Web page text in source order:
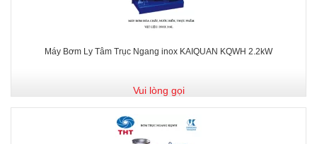
Máy Bơm Ly Tâm Trục Ngang inox KAIQUAN KQWH 2.2kW
Vui lòng gọi